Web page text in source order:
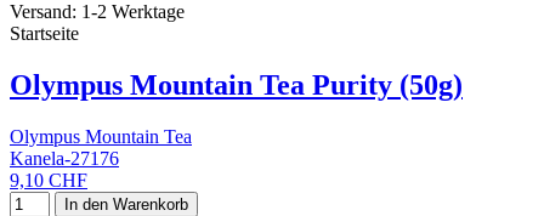
Versand: 1-2 Werktage
Startseite
Olympus Mountain Tea Purity (50g)
Olympus Mountain Tea
Kanela-27176
9,10 CHF
In den Warenkorb